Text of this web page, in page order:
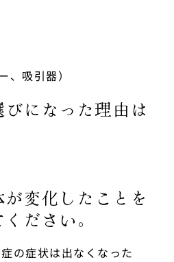
吸引器）
になった理由は
変化したことを
ださい。
の症状は出なくなった